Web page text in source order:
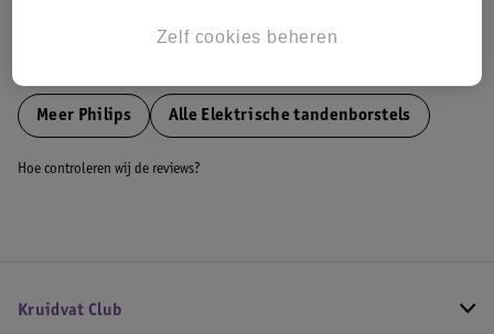
Meer Philips Alle Elektrische tandenborstels
Hoe controleren wij de reviews?
Kruidvat Club
Zelf cookies beheren